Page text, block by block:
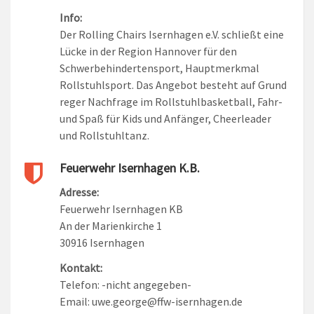
Info:
Der Rolling Chairs Isernhagen e.V. schließt eine
Lücke in der Region Hannover für den
Schwerbehindertensport, Hauptmerkmal
Rollstuhlsport. Das Angebot besteht auf Grund
reger Nachfrage im Rollstuhlbasketball, Fahr-
und Spaß für Kids und Anfänger, Cheerleader
und Rollstuhltanz.
Feuerwehr Isernhagen K.B.
Adresse:
Feuerwehr Isernhagen KB
An der Marienkirche 1
30916 Isernhagen
Kontakt:
Telefon: -nicht angegeben-
Email: uwe.george@ffw-isernhagen.de